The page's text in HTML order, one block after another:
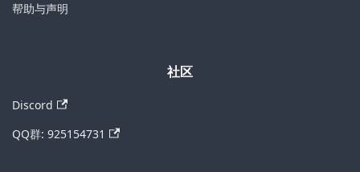
帮助与声明
社区
Discord
QQ群: 925154731